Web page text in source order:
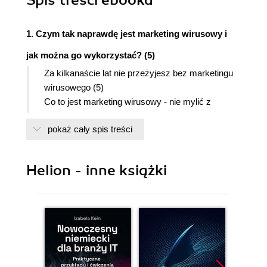
1. Czym tak naprawdę jest marketing wirusowy i
jak można go wykorzystać? (5)
Za kilkanaście lat nie przeżyjesz bez marketingu
wirusowego (5)
Co to jest marketing wirusowy - nie mylić z
Oko w oko z wirusem marketingowym (11)
2. Gdzie i jak stworzyć marketingowego wirusa? 5
Wirus produktowy (27)
Wirus cenowy (43)
Wirus dystrybucyjny (44)
Wirus obsługowy (53)
pokaż cały spis treści
Helion - inne książki